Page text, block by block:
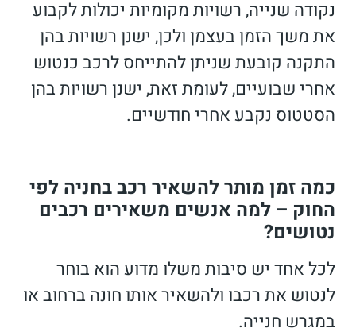
נקודה שנייה, רשויות מקומיות יכולות לקבוע
את משך הזמן בעצמן ולכן, ישנן רשויות בהן
התקנה קובעת שניתן להתייחס לרכב כנטוש
אחרי שבועיים, לעומת זאת, ישנן רשויות בהן
הסטטוס נקבע אחרי חודשיים.
כמה זמן מותר להשאיר רכב בחניה לפי
החוק – למה אנשים משאירים רכבים
נטושים?
לכל אחד יש סיבות משלו מדוע הוא בוחר
לנטוש את רכבו ולהשאיר אותו חונה ברחוב או
במגרש חנייה.